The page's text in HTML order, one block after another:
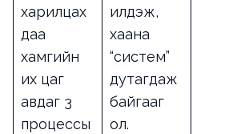
харилцах
даа
хамгийн
их цаг
авдаг 3
процессы
илүүдэж,
хаана
“систем”
дутагдаж
байгааг
ол.